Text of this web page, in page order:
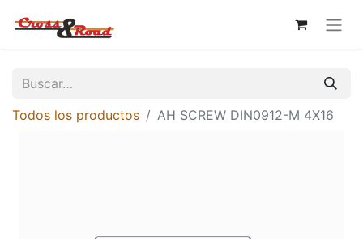
Todos los productos AH SCREW DIN0912-M 4X16